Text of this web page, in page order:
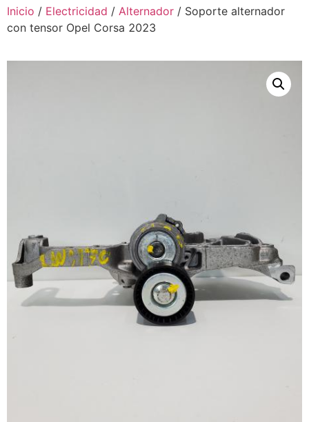
Inicio / Electricidad / Alternador / Soporte alternador
con tensor Opel Corsa 2023